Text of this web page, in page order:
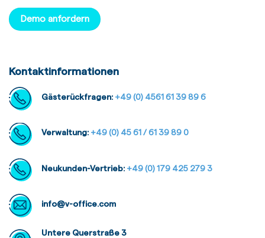
Demo anfordern
Kontaktinformationen
Gästerückfragen: +49 (0) 4561 61 39 89 6
Verwaltung: +49 (0) 45 61 / 61 39 89 0
Neukunden-Vertrieb: +49 (0) 179 425 279 3
info@v-office.com
Untere Querstraße 3